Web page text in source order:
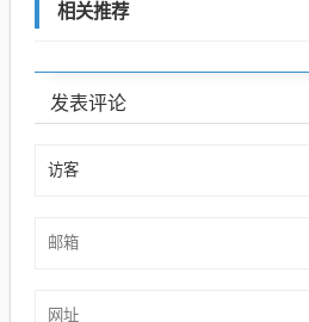
相关推荐
发表评论